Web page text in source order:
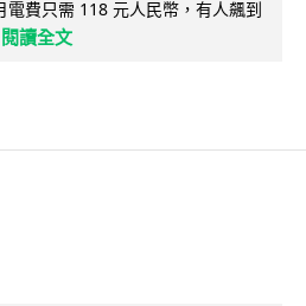
費只需 118 元人民幣，有人飆到
閱讀全文